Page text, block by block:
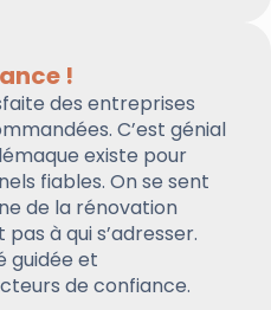
!
des entreprises
C’est génial
existe pour
fiables. On se sent
de la rénovation
à qui s’adresser.
guidée et
de confiance.